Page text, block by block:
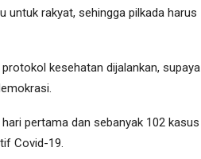
untuk rakyat, sehingga pilkada harus
kesehatan dijalankan, supaya
pertama dan sebanyak 102 kasus
Covid-19.